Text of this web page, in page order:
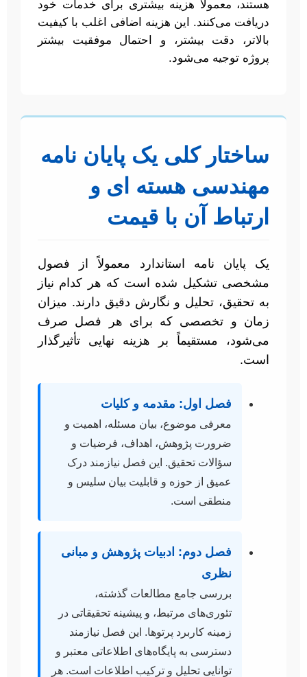
هستند، معمولاً هزینه بیشتری برای خدمات خود
دریافت می‌کنند. این هزینه اضافی اغلب با کیفیت
بالاتر، دقت بیشتر، و احتمال موفقیت بیشتر
پروژه توجیه می‌شود.
ساختار کلی یک پایان نامه
مهندسی هسته ای و
ارتباط آن با قیمت
یک پایان نامه استاندارد معمولاً از فصول
مشخصی تشکیل شده است که هر کدام نیاز
به تحقیق، تحلیل و نگارش دقیق دارند. میزان
زمان و تخصصی که برای هر فصل صرف
می‌شود، مستقیماً بر هزینه نهایی تأثیرگذار
است.
فصل اول: مقدمه و کلیات
معرفی موضوع، بیان مسئله، اهمیت و
ضرورت پژوهش، اهداف، فرضیات و
سؤالات تحقیق. این فصل نیازمند درک
عمیق از حوزه و قابلیت بیان سلیس و
منطقی است.
فصل دوم: ادبیات پژوهش و مبانی
نظری
بررسی جامع مطالعات گذشته،
تئوری‌های مرتبط، و پیشینه تحقیقاتی در
زمینه کاربرد پرتوها. این فصل نیازمند
دسترسی به پایگاه‌های اطلاعاتی معتبر و
توانایی تحلیل و ترکیب اطلاعات است. هر